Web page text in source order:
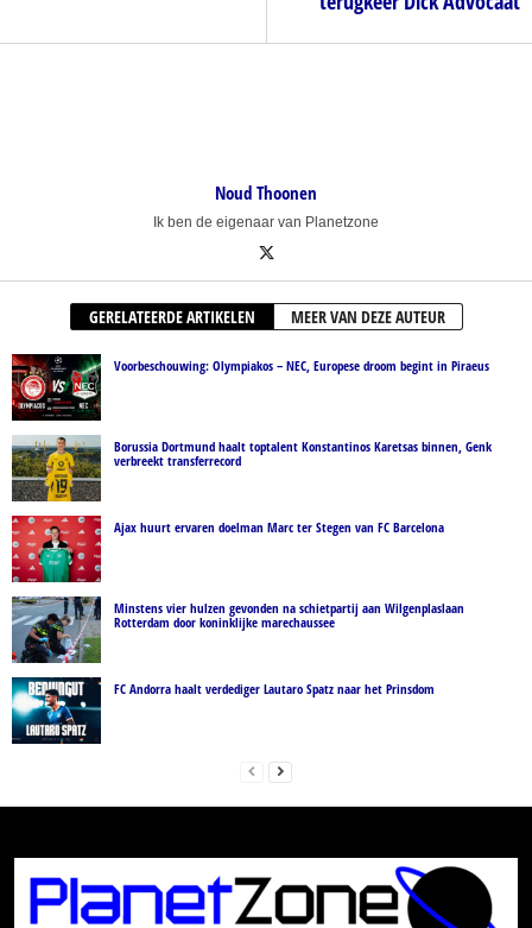
Noud Thoonen
Ik ben de eigenaar van Planetzone
GERELATEERDE ARTIKELEN MEER VAN DEZE AUTEUR
Voorbeschouwing: Olympiakos – NEC, Europese droom begint in Piraeus
Borussia Dortmund haalt toptalent Konstantinos Karetsas binnen, Genk
verbreekt transferrecord
Ajax huurt ervaren doelman Marc ter Stegen van FC Barcelona
Minstens vier hulzen gevonden na schietpartij aan Wilgenplaslaan
Rotterdam door koninklijke marechaussee
FC Andorra haalt verdediger Lautaro Spatz naar het Prinsdom